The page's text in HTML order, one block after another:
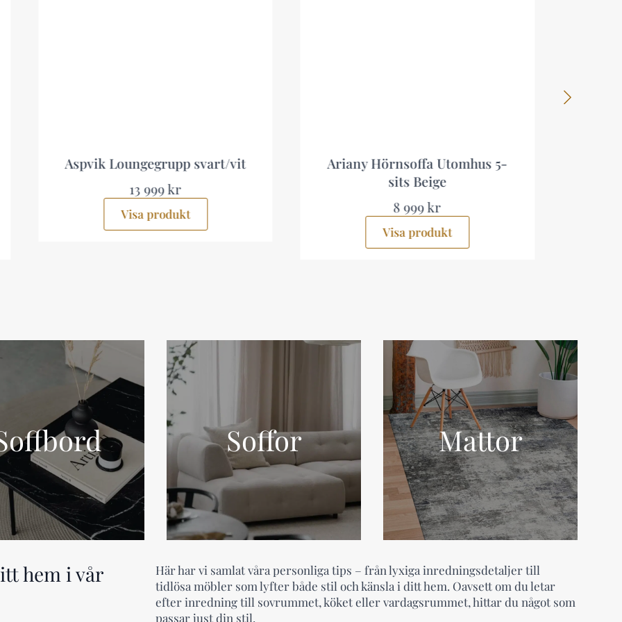
svart/vit
Ariany Hörnsoffa Utomhus 5-
Visa produkt
Lainelle 4-sits Soffgrupp Beige
Visa produkt
Soffor Mattor
hem i vår
Här har vi samlat våra personliga tips – från lyxiga inredningsdetaljer till
tidlösa möbler som lyfter både stil och känsla i ditt hem. Oavsett om du letar
efter inredning till sovrummet, köket eller vardagsrummet, hittar du något som
passar just din stil.